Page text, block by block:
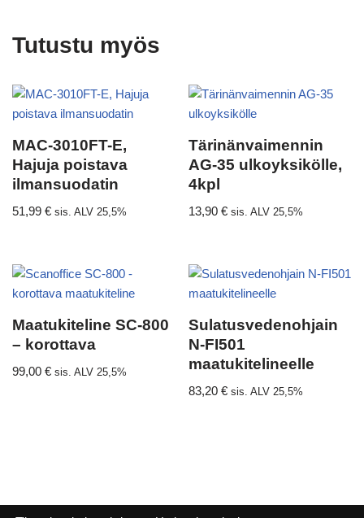
Tutustu myös
MAC-3010FT-E,
Hajuja poistava
ilmansuodatin
51,99 € sis. ALV 25,5%
Tärinänvaimennin
AG-35 ulkoyksikölle,
4kpl
13,90€ sis. ALV 25,5%
Maatukiteline SC-800
– korottava
99,00 € sis. ALV 25,5%
Sulatusvedenohjain
N-FI501
maatukitelineelle
83,20€ sis. ALV 25,5%